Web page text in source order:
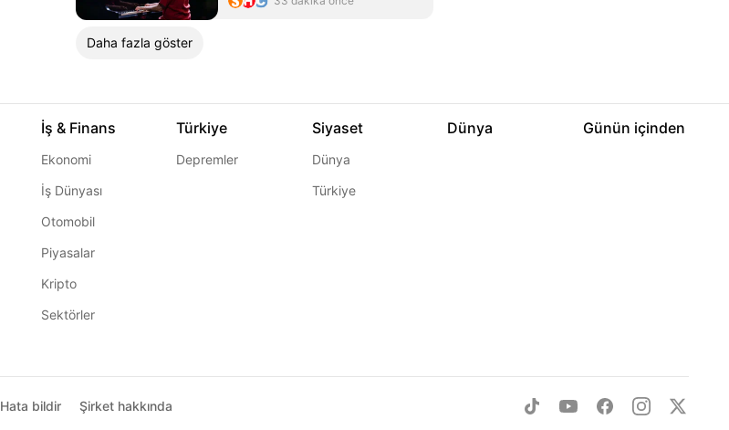
Daha fazla göster
İş & Finans
Ekonomi
İş Dünyası
Otomobil
Piyasalar
Kripto
Sektörler
Türkiye
Depremler
Siyaset
Dünya
Türkiye
Dünya Günün içinden
Hata bildir Şirket hakkında